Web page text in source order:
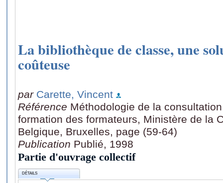
La bibliothèque de classe, une
coûteuse
par Carette, Vincent
Référence Méthodologie de la
formation des formateurs, Ministère de la
Belgique, Bruxelles, page (59-64)
Publication Publié, 1998
Partie d'ouvrage collectif
DÉTAILS